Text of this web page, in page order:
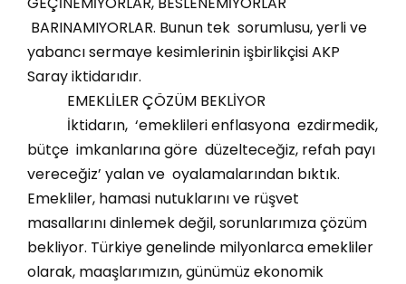
BARINAMIYORLAR. Bunun tek sorumlusu, yerli ve
yabancı sermaye kesimlerinin işbirlikçisi AKP
Saray iktidarıdır.
EMEKLİLER ÇÖZÜM BEKLİYOR
İktidarın, ‘emeklileri enflasyona ezdirmedik,
bütçe imkanlarına göre düzelteceğiz, refah payı
vereceğiz’ yalan ve oyalamalarından bıktık.
Emekliler, hamasi nutuklarını ve rüşvet
masallarını dinlemek değil, sorunlarımıza çözüm
bekliyor. Türkiye genelinde milyonlarca emekliler
olarak, maaşlarımızın, günümüz ekonomik